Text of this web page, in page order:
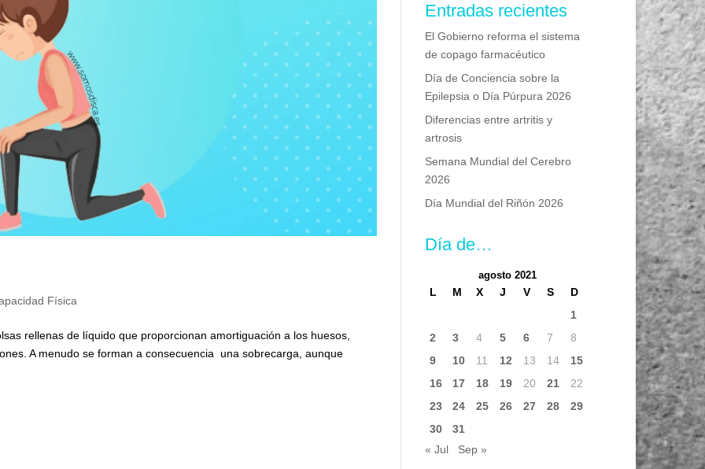
Física
rellenas de líquido que proporcionan amortiguación a los huesos,
A menudo se forman a consecuencia una sobrecarga, aunque
Entradas recientes
El Gobierno reforma el sistema
de copago farmacéutico
Día de Conciencia sobre la
Epilepsia o Día Púrpura 2026
Diferencias entre artritis y
artrosis
Semana Mundial del Cerebro
2026
Día Mundial del Riñón 2026
Día de…
agosto 2021
L M X J V S
D
1
2
3 4 5 6 7
8
9
10 11 12 13 14
15
16
17 18 19 20 21
22
23
24 25 26 27 28
29
30
31
« Jul
Sep »